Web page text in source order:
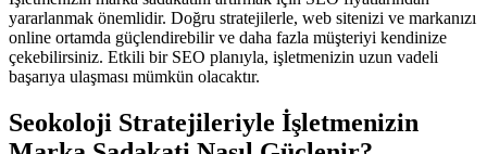
yararlanmak önemlidir. Doğru stratejilerle, web sitenizi ve markanızı
online ortamda güçlendirebilir ve daha fazla müşteriyi kendinize
çekebilirsiniz. Etkili bir SEO planıyla, işletmenizin uzun vadeli
başarıya ulaşması mümkün olacaktır.
Seokoloji Stratejileriyle İşletmenizin